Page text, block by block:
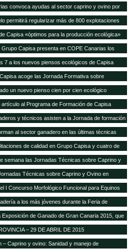
convoca ayudas al sector caprino y ovino por
permitirá regularizar más de 800 explotaciones
Capisa «óptimos para la producción ecológica»
Grupo Capisa presenta en COPE Canarias los
7 a los nuevos piensos ecológicos de Capisa
acoge las Jornada Formativa sobre
un nuevo pienso cien por cien ecológico
al Programa de Formación de Capisa
y técnicos asisten a la Jornada de formación
el Cabildo de Gran Canaria
al sector ganadero en las últimas técnicas
y manejo de vacuno
de calidad en Grupo Capisa y cuatro de
semana las Jornadas Técnicas sobre Caprino y
Técnicas sobre Caprino y Ovino en
I Concurso Morfológico Funcional para Equinos
a los más jóvenes durante la Feria de
Exposición de Ganado de Gran Canaria 2015, que
selectas de la isla
– 29 DE ABRIL DE 2015
– Caprino y ovino: Sanidad y manejo de